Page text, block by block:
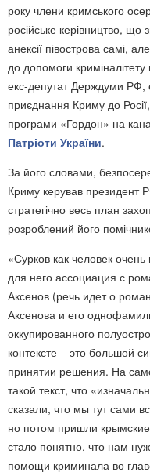
року члени кримського
російське керівництво,
анексії півострова самі,
до допомоги
екс-депутат Держдуми РФ,
приєднання Криму до
програми «Гордон» на
Патріоти України.
За його словами,
Криму керував президент
стратегічно весь план
розроблений його
«Сурков как человек
для него ассоциация с
Аксенов (речь идет о
Аксенова и его
оккупированного
контексте – это большой
принятии решения. На
такой текст, что
сказали, что мы тут сами
но потом пришли крымские
стало понятно, что нам
помощи криминала во